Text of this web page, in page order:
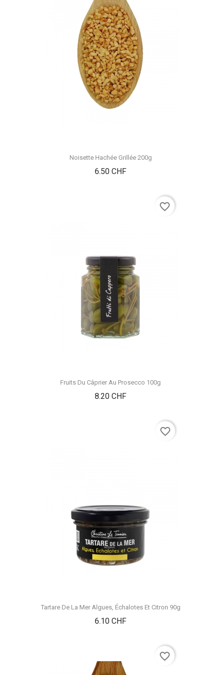
Noisette Hachée Grillée 200g
6.50 CHFPrix
Fruits Du Câprier Au Prosecco 100g
8.20 CHFPrix
favorite_border
Tartare De La Mer Algues, Échalotes Et Citron 90g
6.10 CHFPrix
favorite_border
favorite_border